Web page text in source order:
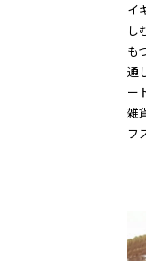
イ
し
も
通
ー
雑
フ